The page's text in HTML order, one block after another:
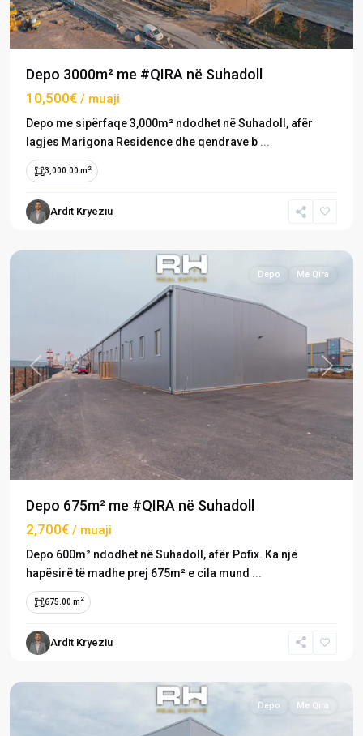
Depo 3000m² me #QIRA në Suhadoll
10,500€ / muaji
Depo me sipërfaqe 3,000m² ndodhet në Suhadoll, afër
lagjes Marigona Residence dhe qendrave b ...
3,000.00 m 2
Ardit Kryeziu
Suhadoll
Previous Next
Depo Me Qira
Depo 675m² me #QIRA në Suhadoll
2,700€ / muaji
Depo 600m² ndodhet në Suhadoll, afër Pofix. Ka një
hapësirë të madhe prej 675m² e cila mund ...
675.00 m 2
Ardit Kryeziu
Suhadoll
Depo Me Qira